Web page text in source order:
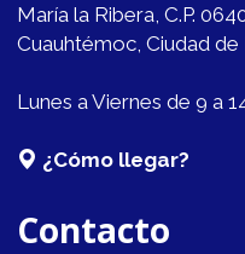
María la Ribera, C.P.
Cuauhtémoc, Ciudad
Lunes a Viernes de 9 a
¿Cómo llegar?
Contacto